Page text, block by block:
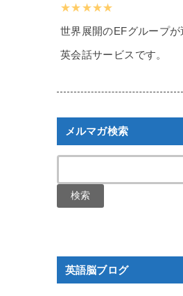
★★★★★
世界展開のEFグループ
英会話サービスです。
メルマガ検索
英語脳ブログ